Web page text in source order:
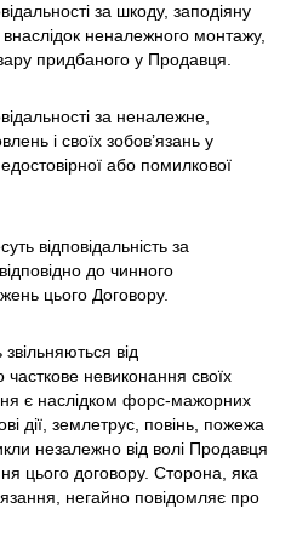
за шкоду, заподіяну
неналежного монтажу,
придбаного у Продавця.
за неналежне,
і своїх зобов’язань у
або помилкової
відповідальність за
до чинного
цього Договору.
від
часткове невиконання своїх
є наслідком форс-мажорних
дії, землетрус, повінь, пожежа
незалежно від волі Продавця
цього договору. Сторона, яка
негайно повідомляє про